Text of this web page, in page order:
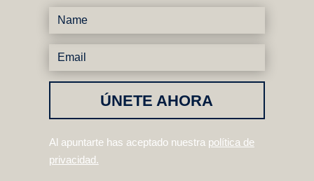
ÚNETE AHORA
Al apuntarte has aceptado nuestra política de
privacidad.